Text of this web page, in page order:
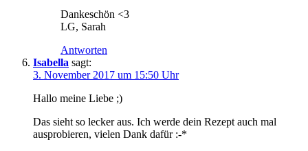
Dankeschön <3
LG, Sarah
Antworten
Isabella sagt:
3. November 2017 um 15:50 Uhr
Hallo meine Liebe ;)
Das sieht so lecker aus. Ich werde dein Rezept auch mal
ausprobieren, vielen Dank dafür :-*